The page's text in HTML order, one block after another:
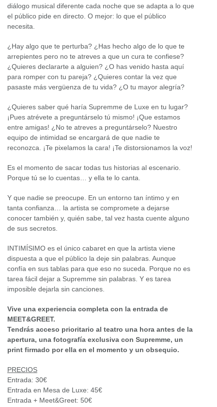
diálogo musical diferente cada noche que se adapta a lo que
el público pide en directo. O mejor: lo que el público
necesita.
¿Hay algo que te perturba? ¿Has hecho algo de lo que te
arrepientes pero no te atreves a que un cura te confiese?
¿Quieres declararte a alguien? ¿O has venido hasta aquí
para romper con tu pareja? ¿Quieres contar la vez que
pasaste más vergüenza de tu vida? ¿O tu mayor alegría?
¿Quieres saber qué haría Supremme de Luxe en tu lugar?
¡Pues atrévete a preguntárselo tú mismo! ¡Que estamos
entre amigas! ¿No te atreves a preguntárselo? Nuestro
equipo de intimidad se encargará de que nadie te
reconozca. ¡Te pixelamos la cara! ¡Te distorsionamos la voz!
Es el momento de sacar todas tus historias al escenario.
Porque tú se lo cuentas… y ella te lo canta.
Y que nadie se preocupe. En un entorno tan íntimo y en
tanta confianza… la artista se compromete a dejarse
conocer también y, quién sabe, tal vez hasta cuente alguno
de sus secretos.
INTIMÍSIMO es el único cabaret en que la artista viene
dispuesta a que el público la deje sin palabras. Aunque
confía en sus tablas para que eso no suceda. Porque no es
tarea fácil dejar a Supremme sin palabras. Y es tarea
imposible dejarla sin canciones.
Vive una experiencia completa con la entrada de
MEET&GREET.
Tendrás acceso prioritario al teatro una hora antes de la
apertura, una fotografía exclusiva con Supremme, un
print firmado por ella en el momento y un obsequio.
PRECIOS
Entrada: 30€
Entrada en Mesa de Luxe: 45€
Entrada + Meet&Greet: 50€